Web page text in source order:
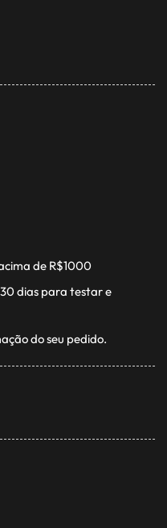
de R$1000
dias para testar e
do seu pedido.